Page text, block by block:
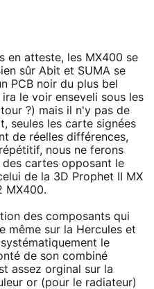
en atteste, les MX400 se
sûr Abit et SUMA se
PCB noir du plus bel
le voir enseveli sous les
?) mais il n'y pas de
seules les carte signées
de réelles différences,
nous ne ferons
cartes opposant le
de la 3D Prophet II MX
MX400.
des composants qui
même sur la Hercules et
le
de son combiné
assez orginal sur la
or (pour le radiateur)